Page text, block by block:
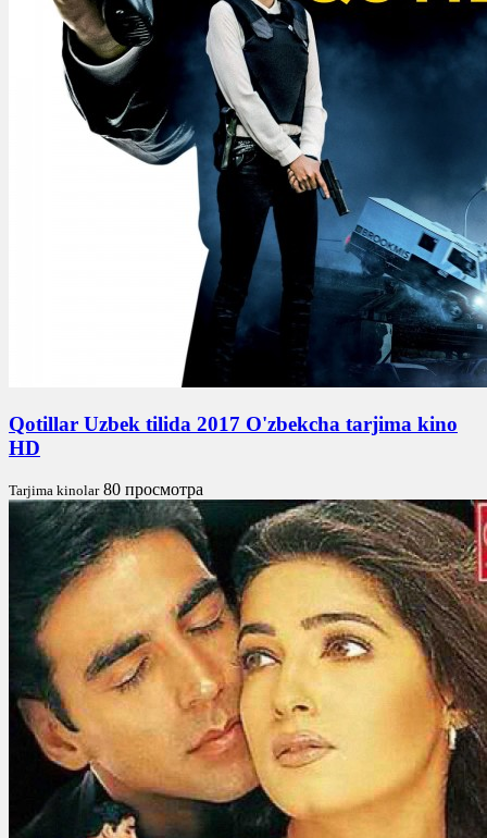
Qotillar Uzbek tilida 2017 O'zbekcha tarjima kino
HD
Tarjima kinolar 80 просмотра